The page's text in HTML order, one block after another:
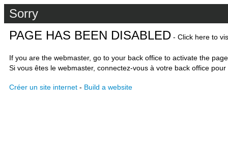
Sorry
PAGE HAS BEEN DISABLED - Click here to
If you are the webmaster, go to your back office to activate the
Si vous êtes le webmaster, connectez-vous à votre back office
Créer un site internet - Build a website